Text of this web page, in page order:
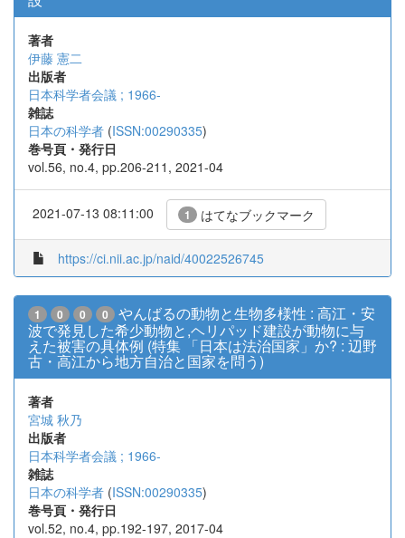
著者
伊藤 憲二
出版者
日本科学者会議 ; 1966-
雑誌
日本の科学者 (ISSN:00290335)
巻号頁・発行日
vol.56, no.4, pp.206-211, 2021-04
2021-07-13 08:11:00 1 はてなブックマーク
https://ci.nii.ac.jp/naid/40022526745
1 0 0 0
やんばるの動物と生物多様性 : 高江・安
波で発見した希少動物と,ヘリパッド建設が動物に与
えた被害の具体例 (特集 「日本は法治国家」か? : 辺野
古・高江から地方自治と国家を問う)
著者
宮城 秋乃
出版者
日本科学者会議 ; 1966-
雑誌
日本の科学者 (ISSN:00290335)
巻号頁・発行日
vol.52, no.4, pp.192-197, 2017-04